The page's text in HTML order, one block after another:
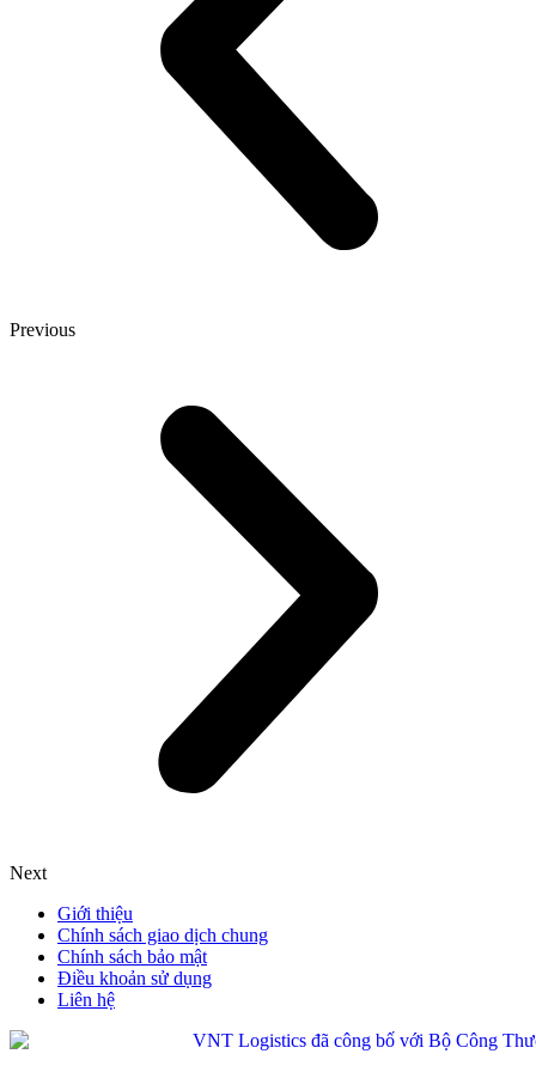
Previous
Next
Giới thiệu
Chính sách giao dịch chung
Chính sách bảo mật
Điều khoản sử dụng
Liên hệ